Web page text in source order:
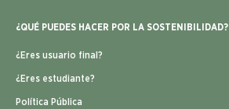
¿QUÉ PUEDES HACER POR LA SOSTENIBILIDAD?
¿Eres usuario final?
¿Eres estudiante?
Política Pública